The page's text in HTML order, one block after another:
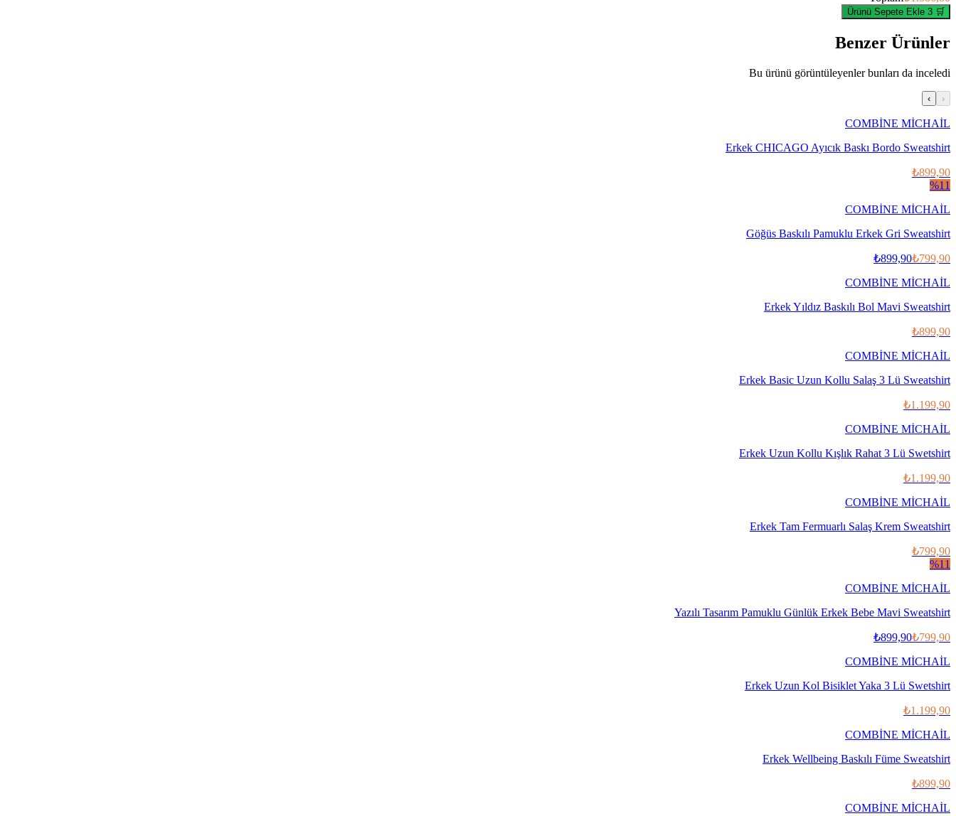
🛒 3 Ürünü Sepete Ekle
Benzer Ürünler
Bu ürünü görüntüleyenler bunları da inceledi
‹
›
COMBİNE MİCHAİL
Erkek CHICAGO Ayıcık Baskı Bordo Sweatshirt
₺899,90
%11
COMBİNE MİCHAİL
Göğüs Baskılı Pamuklu Erkek Gri Sweatshirt
₺899,90₺799,90
COMBİNE MİCHAİL
Erkek Yıldız Baskılı Bol Mavi Sweatshirt
₺899,90
COMBİNE MİCHAİL
Erkek Basic Uzun Kollu Salaş 3 Lü Sweatshirt
₺1.199,90
COMBİNE MİCHAİL
Erkek Uzun Kollu Kışlık Rahat 3 Lü Swetshirt
₺1.199,90
COMBİNE MİCHAİL
Erkek Tam Fermuarlı Salaş Krem Sweatshirt
₺799,90
%11
COMBİNE MİCHAİL
Yazılı Tasarım Pamuklu Günlük Erkek Bebe Mavi Sweatshirt
₺899,90₺799,90
COMBİNE MİCHAİL
Erkek Uzun Kol Bisiklet Yaka 3 Lü Swetshirt
₺1.199,90
COMBİNE MİCHAİL
Erkek Wellbeing Baskılı Füme Sweatshirt
₺899,90
COMBİNE MİCHAİL